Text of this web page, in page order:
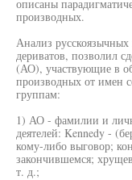
описаны
производных.
Анализ
дериватов, позволил
(АО), участвующие в
производных от имен
группам:
1) АО - фамилии и
деятелей: Kennedy -
кому-либо выговор;
закончившемся;
т. д.;